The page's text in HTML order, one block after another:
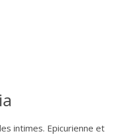
intimes. Epicurienne et